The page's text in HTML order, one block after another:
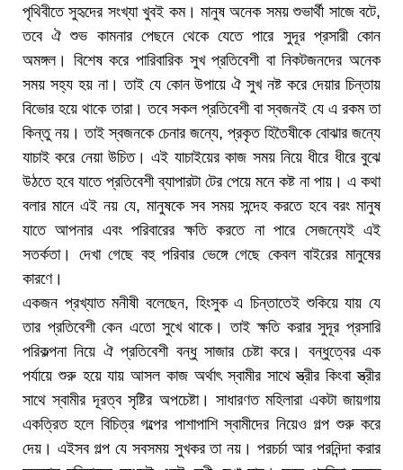
পৃথিবীতে সুহৃদের সংখ্যা খুবই কম। মানুষ অনেক সময় শুভার্থী সাজে বটে,
তবে ঐ শুভ কামনার পেছনে থেকে যেতে পারে সুদূর প্রসারী কোন
অমঙ্গল। বিশেষ করে পারিবারিক সুখ প্রতিবেশী বা নিকটজনদের অনেক
সময় সহ্য হয় না। তাই যে কোন উপায়ে ঐ সুখ নষ্ট করে দেয়ার চিন্তায়
বিভোর হয়ে থাকে তারা। তবে সকল প্রতিবেশী বা স্বজনই যে এ রকম তা
কিন্তু নয়। তাই স্বজনকে চেনার জন্যে, প্রকৃত হিতৈষীকে বোঝার জন্যে
যাচাই করে নেয়া উচিত। এই যাচাইয়ের কাজ সময় নিয়ে ধীরে ধীরে বুঝে
উঠতে হবে যাতে প্রতিবেশী ব্যাপারটা টের পেয়ে মনে কষ্ট না পায়। এ কথা
বলার মানে এই নয় যে, মানুষকে সব সময় সন্দেহ করতে হবে বরং মানুষ
যাতে আপনার এবং পরিবারের ক্ষতি করতে না পারে সেজন্যেই এই
সতর্কতা। দেখা গেছে বহু পরিবার ভেঙ্গে গেছে কেবল বাইরের মানুষের
কারণে।
একজন প্রখ্যাত মনীষী বলেছেন, হিংসুক এ চিন্তাতেই শুকিয়ে যায় যে
তার প্রতিবেশী কেন এতো সুখে থাকে। তাই ক্ষতি করার সুদূর প্রসারি
পরিকল্পনা নিয়ে ঐ প্রতিবেশী বন্ধু সাজার চেষ্টা করে। বন্ধুত্বের এক
পর্যায়ে শুরু হয়ে যায় আসল কাজ অর্থাৎ স্বামীর সাথে স্ত্রীর কিংবা স্ত্রীর
সাথে স্বামীর দূরত্ব সৃষ্টির অপচেষ্টা। সাধারণত মহিলারা একটা জায়গায়
একত্রিত হলে বিচিত্র গল্পের পাশাপাশি স্বামীদের নিয়েও গল্প শুরু করে
দেয়। এইসব গল্প যে সবসময় সুখকর তা নয়। পরচর্চা আর পরনিন্দা করার